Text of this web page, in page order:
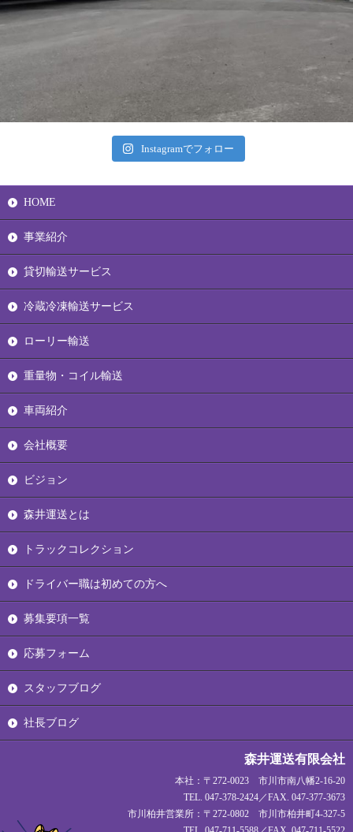
Instagramでフォロー
HOME
事業紹介
貸切輸送サービス
冷蔵冷凍輸送サービス
ローリー輸送
重量物・コイル輸送
車両紹介
会社概要
ビジョン
森井運送とは
トラックコレクション
ドライバー職は初めての方へ
募集要項一覧
応募フォーム
スタッフブログ
社長ブログ
森井運送有限会社
本社：〒272-0023 市川市南八幡2-16-20
TEL. 047-378-2424／FAX. 047-377-3673
市川柏井営業所：〒272-0802 市川市柏井町4-327-5